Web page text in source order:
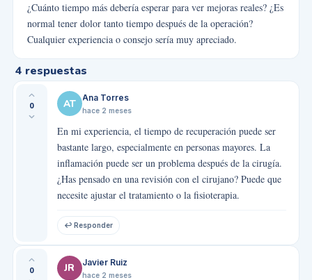
¿Cuánto tiempo más debería esperar para ver mejoras reales? ¿Es
normal tener dolor tanto tiempo después de la operación?
Cualquier experiencia o consejo sería muy apreciado.
4 respuestas
0 AT Ana Torres
hace 2 meses
En mi experiencia, el tiempo de recuperación puede ser
bastante largo, especialmente en personas mayores. La
inflamación puede ser un problema después de la cirugía.
¿Has pensado en una revisión con el cirujano? Puede que
necesite ajustar el tratamiento o la fisioterapia.
↩ Responder
0 JR Javier Ruiz
hace 2 meses